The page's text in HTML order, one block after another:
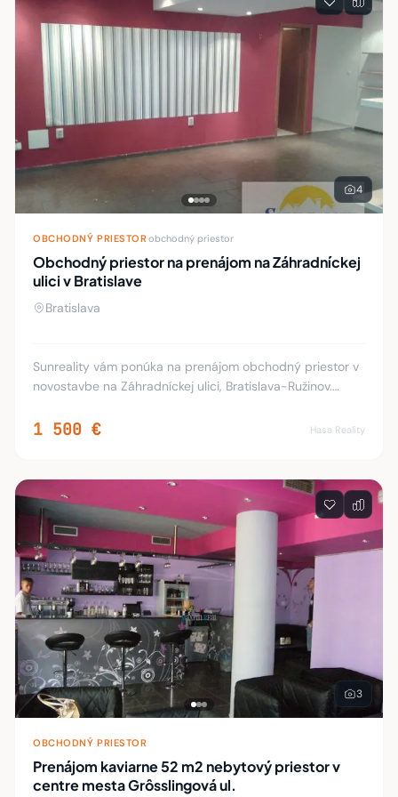
4
OBCHODNÝ PRIESTOR·obchodný priestor
Obchodný priestor na prenájom na Záhradníckej
ulici v Bratislave
Bratislava
Sunreality vám ponúka na prenájom obchodný priestor v
novostavbe na Záhradníckej ulici, Bratislava-Ružinov.
a malej kuchynky. Priestor je v tv
1 500 € Hasa Reality
3
OBCHODNÝ PRIESTOR
Prenájom kaviarne 52 m2 nebytový priestor v
centre mesta Grôsslingová ul.